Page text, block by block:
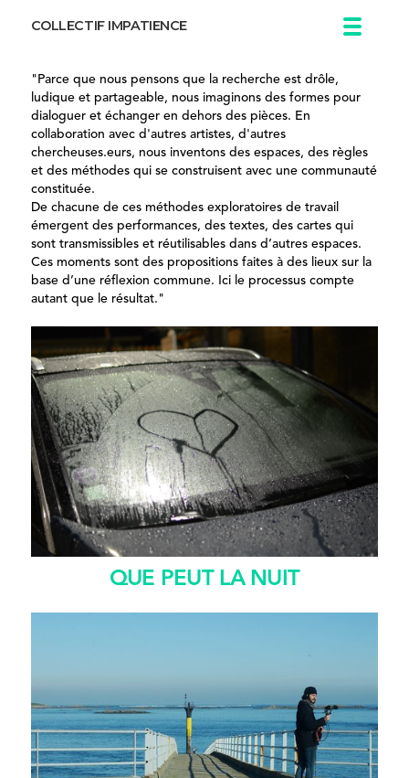
COLLECTIF IMPATIENCE
"Parce que nous pensons que la recherche est drôle,
ludique et partageable, nous imaginons des formes pour
dialoguer et échanger en dehors des pièces. En
collaboration avec d'autres artistes, d'autres
chercheuses.eurs, nous inventons des espaces, des règles
et des méthodes qui se construisent avec une communauté
constituée.
De chacune de ces méthodes exploratoires de travail
émergent des performances, des textes, des cartes qui
sont transmissibles et réutilisables dans d’autres espaces.
Ces moments sont des propositions faites à des lieux sur la
base d’une réflexion commune. Ici le processus compte
autant que le résultat."
QUE PEUT LA NUIT